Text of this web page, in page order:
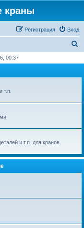
краны
Вход
Регистрация
с
00:37
т.п.
и т.п. для кранов